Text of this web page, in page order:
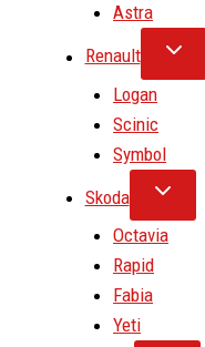
Astra
Renault
Logan
Scinic
Symbol
Skoda
Octavia
Rapid
Fabia
Yeti